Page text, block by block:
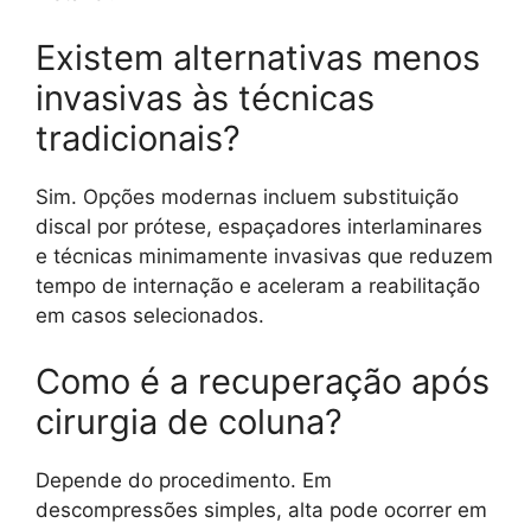
Existem alternativas menos
invasivas às técnicas
tradicionais?
Sim. Opções modernas incluem substituição
discal por prótese, espaçadores interlaminares
e técnicas minimamente invasivas que reduzem
tempo de internação e aceleram a reabilitação
em casos selecionados.
Como é a recuperação após
cirurgia de coluna?
Depende do procedimento. Em
descompressões simples, alta pode ocorrer em